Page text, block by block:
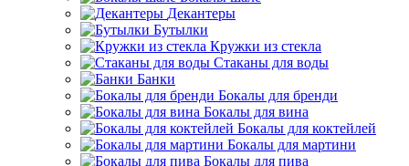
Декантеры
Бутылки
Кружки из стекла
Стаканы для воды
Банки
Бокалы для бренди
Бокалы для вина
Бокалы для коктейлей
Бокалы для мартини
Бокалы для пива